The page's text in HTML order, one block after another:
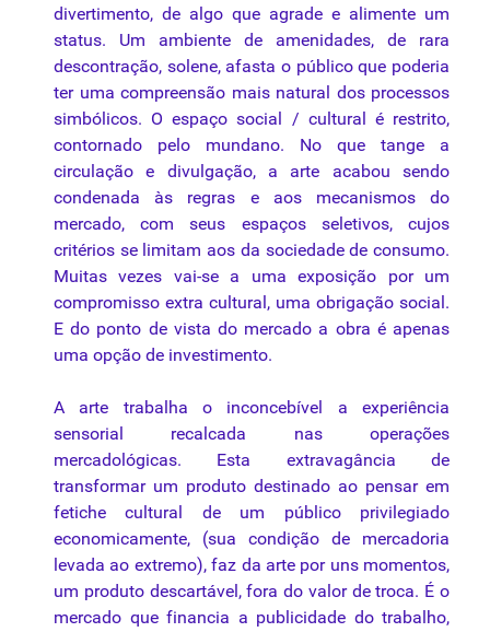
divertimento, de algo que agrade e alimente um
status. Um ambiente de amenidades, de rara
descontração, solene, afasta o públicoque poderia
ter uma compreensão maisnatural dos processos
simbólicos. O espaço social / cultural érestrito,
contornado pelo mundano. No que tange a
circulação e divulgação, a arte acabou sendo
condenada às regras e aos mecanismos do
mercado, com seus espaçosseletivos, cujos
critérios se limitam aos da sociedade de consumo.
Muitas vezes vai-se a uma exposição porum
compromisso extra cultural, uma obrigação social.
E do ponto de vista do mercado a obra éapenas
uma opção de investimento.
A arte trabalha o inconcebível a experiência
sensorial recalcada nas operações
mercadológicas. Esta extravagância de
transformar um produto destinado ao pensar em
fetiche cultural de um público privilegiado
economicamente, (sua condição de mercadoria
levada ao extremo), faz da arte poruns momentos,
um produto descartável, fora do valor de troca. É o
mercado quefinancia a publicidade do trabalho,